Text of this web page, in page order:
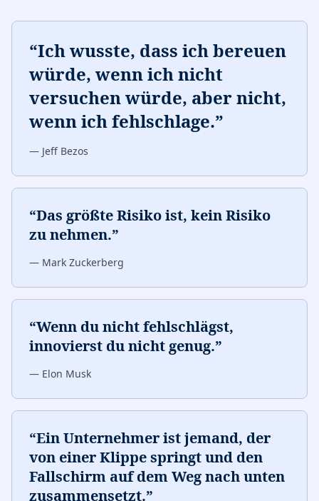
“Ich wusste, dass ich bereuen
würde, wenn ich nicht
versuchen würde, aber nicht,
wenn ich fehlschlage.”
— Jeff Bezos
“Das größte Risiko ist, kein Risiko
zu nehmen.”
— Mark Zuckerberg
“Wenn du nicht fehlschlägst,
innovierst du nicht genug.”
— Elon Musk
“Ein Unternehmer ist jemand, der
von einer Klippe springt und den
Fallschirm auf dem Weg nach unten
zusammensetzt.”